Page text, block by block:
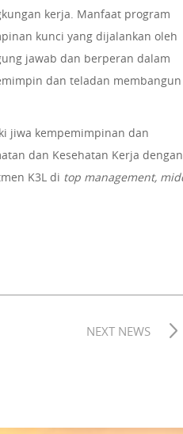
kerja. Manfaat program
kunci yang dijalankan oleh
jawab dan berperan dalam
dan teladan membangun
jiwa kempemimpinan dan
dan Kesehatan Kerja dengan
K3L di top management,
NEXT NEWS